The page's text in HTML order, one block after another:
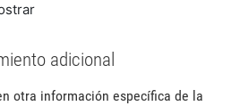
adicional
otra información específica de la